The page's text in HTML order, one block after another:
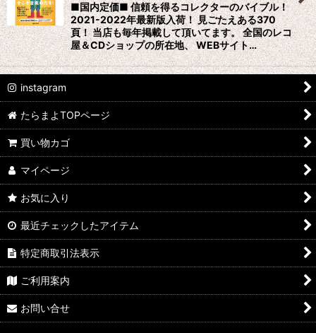
■国内定価■ 信頼を得るコレクターのバイブル！
2021-2022年最新版入荷！ 見ごたえある370
頁！ 当店も毎年掲載して頂いてます。 全国のレコ
屋＆CDショップの所在地、 WEBサイト…
instagram
たらまよTOPページ
買い物カゴ
マイページ
お気に入り
最近チェックしたアイテム
特定商取引法表示
ご利用案内
お問い合せ